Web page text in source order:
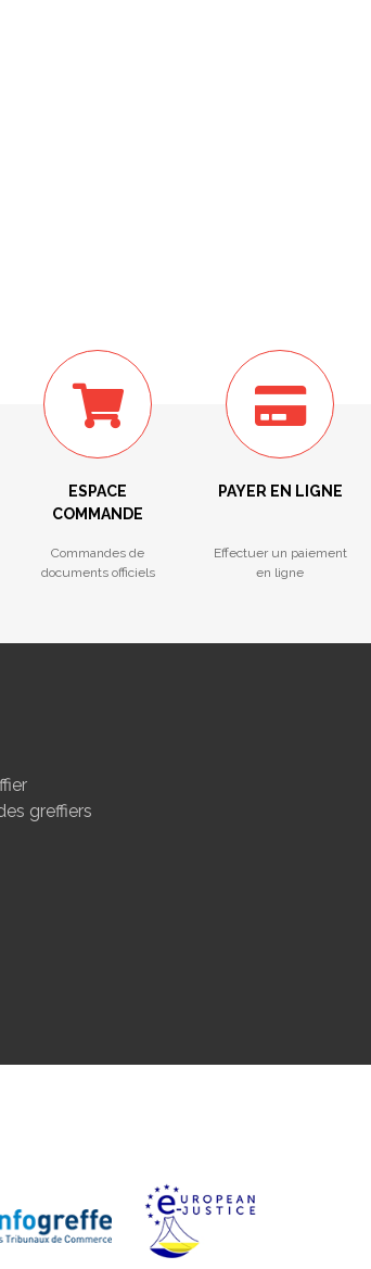
ESPACE
COMMANDE
Commandes de
documents officiels
PAYER EN LIGNE
Effectuer un paiement
en ligne
greffiers